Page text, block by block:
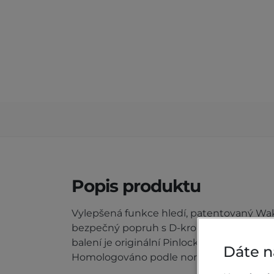
Popis produktu
Vylepšená funkce hledí, patentovaný
bezpečný popruh s D-kroužkem
balení je originální Pinlock® vložka hledí,
Homologováno podle normy ECE2206.
Dáte